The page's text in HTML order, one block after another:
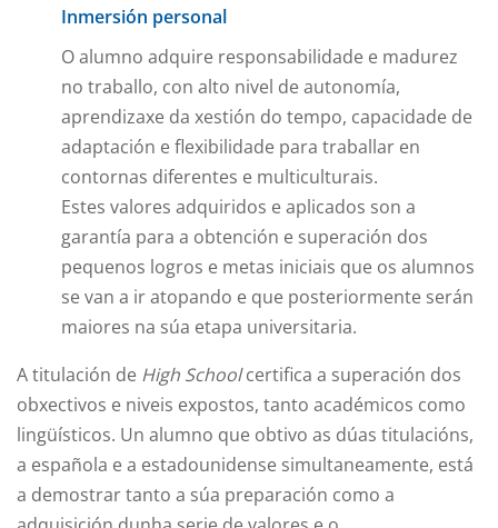
Inmersión personal
O alumno adquire responsabilidade e madurez
no traballo, con alto nivel de autonomía,
aprendizaxe da xestión do tempo, capacidade de
adaptación e flexibilidade para traballar en
contornas diferentes e multiculturais.
Estes valores adquiridos e aplicados son a
garantía para a obtención e superación dos
pequenos logros e metas iniciais que os alumnos
se van a ir atopando e que posteriormente serán
maiores na súa etapa universitaria.
A titulación de High Schoolcertifica a superación dos
obxectivos e niveis expostos, tanto académicos como
lingüísticos. Un alumno que obtivo as dúas titulacións,
a española e a estadounidense simultaneamente, está
a demostrar tanto a súa preparación como a